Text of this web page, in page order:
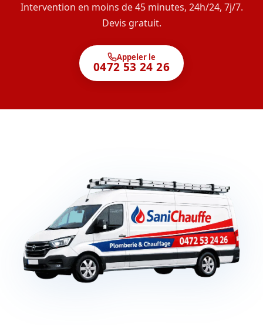
Intervention en moins de 45 minutes, 24h/24, 7j/7.
Devis gratuit.
Appeler le
0472 53 24 26